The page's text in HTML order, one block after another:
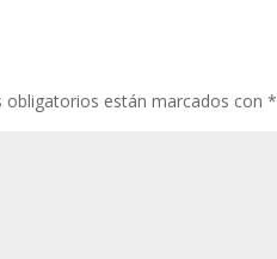
obligatorios están marcados con*